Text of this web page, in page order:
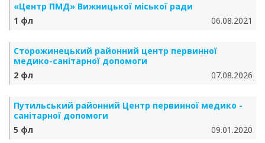
«Центр ПМД» Вижницької міської ради
1 фл
06.08.2021
Сторожинецький районний центр первинної
медико-санітарної допомоги
2 фл
07.08.2026
Путильський районний Центр первинної медико -
санітарної допомоги
5 фл
09.01.2020